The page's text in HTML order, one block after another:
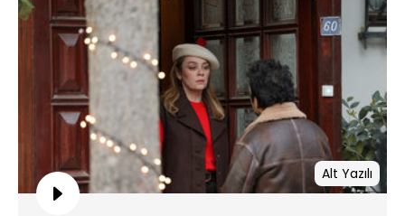
Alt Yazılı